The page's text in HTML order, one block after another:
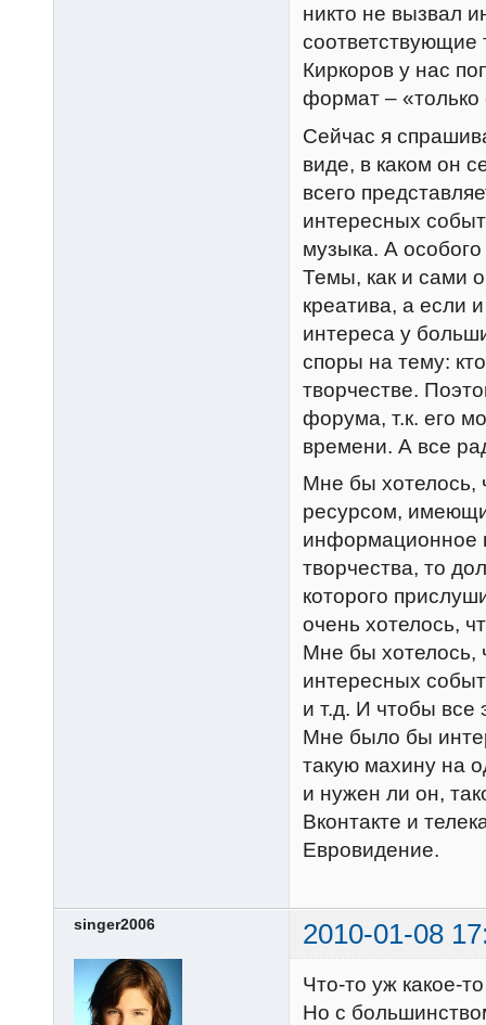
никто не вызвал
Киркоров у нас
формат – «только
Сейчас я
виде, в каком он
всего
интересных
музыка. А
Темы, как и сами
креатива, а если
интереса у
споры на тему:
творчестве.
форума, т.к. его
времени. А все
Мне бы хотелось,
ресурсом,
информационное
творчества, то
которого
очень хотелось,
Мне бы хотелось,
интересных
и т.д. И чтобы все
Мне было бы
такую махину на
и нужен ли он,
Вконтакте и
Евровидение.
singer2006 2010-01-08
Что-то уж какое-
Но с